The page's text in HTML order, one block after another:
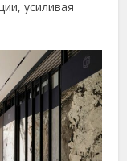
усиливая